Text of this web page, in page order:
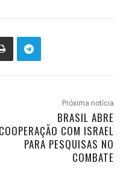
Próxima notícia
BRASIL ABRE
COOPERAÇÃO COM ISRAEL
PARA PESQUISAS NO
COMBATE